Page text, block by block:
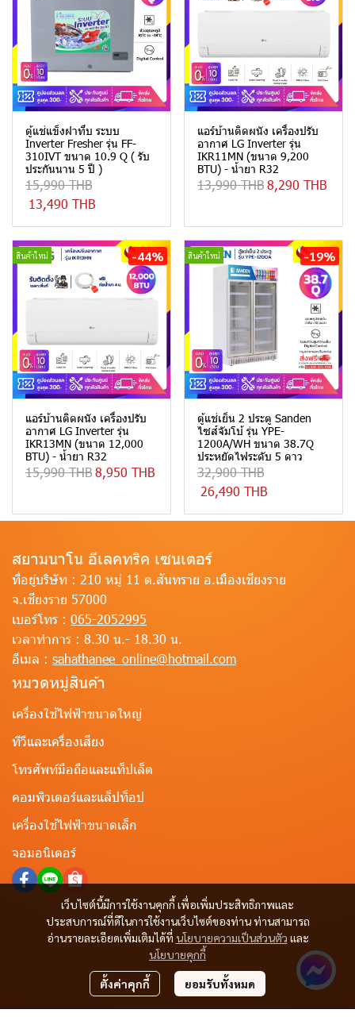
ตู้แช่แข็งฝาทึบ ระบบ
Inverter Fresher รุ่น FF-
310IVT ขนาด 10.9 Q ( รับ
ประกันนาน 5 ปี )
15,990 THB
13,490 THB
แอร์บ้านติดผนัง เครื่องปรับ
อากาศ LG Inverter รุ่น
IKR11MN (ขนาด 9,200
BTU) - น้ำยา R32
13,990 THB8,290 THB
สินค้าใหม่ -44%
แอร์บ้านติดผนัง เครื่องปรับ
อากาศ LG Inverter รุ่น
IKR13MN (ขนาด 12,000
BTU) - น้ำยา R32
15,990 THB8,950 THB
สินค้าใหม่ -19%
ตู้แช่เย็น 2 ประตู Sanden
ไซส์จัมโบ้ รุ่น YPE-
1200A/WH ขนาด 38.7Q
ประหยัดไฟระดับ 5 ดาว
32,900 THB
26,490 THB
เว็บไซต์นี้มีการใช้งานคุกกี้ เพื่อเพิ่มประสิทธิภาพและ
ประสบการณ์ที่ดีในการใช้งานเว็บไซต์ของท่าน ท่านสามารถ
อ่านรายละเอียดเพิ่มเติมได้ที่ นโยบายความเป็นส่วนตัว และ
นโยบายคุกกี้
ตั้งค่าคุกกี้ ยอมรับทั้งหมด
สยามนาโน อีเลคทริค เซนเตอร์
ที่อยู่บริษัท : 210 หมู่ 11 ต.สันทราย อ.เมืองเชียงราย
จ.เชียงราย 57000
เบอร์โทร : 065-2052995
เวลาทำการ : 8.30 น.- 18.30 น.
อีเมล : sahathanee_online@hotmail.com
หมวดหมู่สินค้า
เครื่องใช้ไฟฟ้าขนาดใหญ่
ทีวีและเครื่องเสียง
โทรศัพท์มือถือและแท็ปเล็ต
คอมพิวเตอร์และแล็ปท็อป
เครื่องใช้ไฟฟ้าขนาดเล็ก
จอมอนิเตอร์